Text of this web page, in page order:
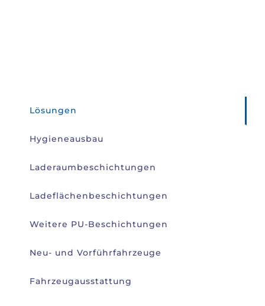
Lösungen
Hygieneausbau
Laderaumbeschichtungen
Ladeflächenbeschichtungen
Weitere PU-Beschichtungen
Neu- und Vorführfahrzeuge
Fahrzeugausstattung